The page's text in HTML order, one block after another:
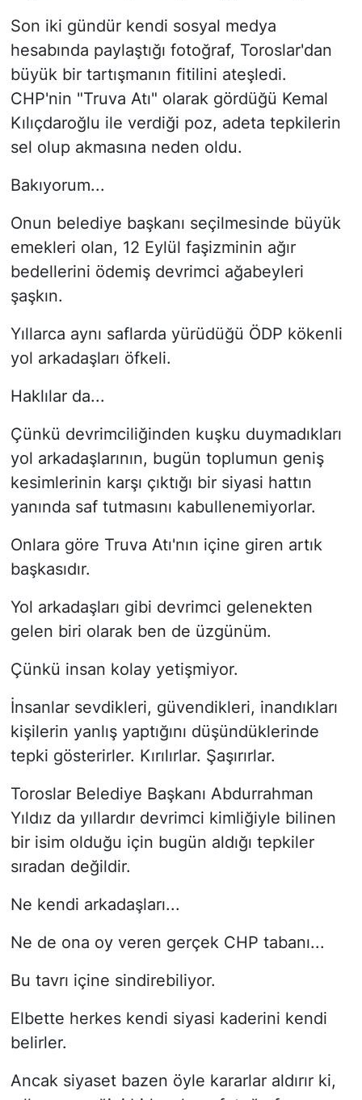
Son iki gündür kendi sosyal medya
hesabında paylaştığı fotoğraf, Toroslar'dan
büyük bir tartışmanın fitilini ateşledi.
CHP'nin "Truva Atı" olarak gördüğü Kemal
Kılıçdaroğlu ile verdiği poz, adeta tepkilerin
sel olup akmasına neden oldu.
Bakıyorum...
Onun belediye başkanı seçilmesinde büyük
emekleri olan, 12 Eylül faşizminin ağır
bedellerini ödemiş devrimci ağabeyleri
şaşkın.
Yıllarca aynı saflarda yürüdüğü ÖDP kökenli
yol arkadaşları öfkeli.
Haklılar da...
Çünkü devrimciliğinden kuşku duymadıkları
yol arkadaşlarının, bugün toplumun geniş
kesimlerinin karşı çıktığı bir siyasi hattın
yanında saf tutmasını kabullenemiyorlar.
Onlara göre Truva Atı'nın içine giren artık
başkasıdır.
Yol arkadaşları gibi devrimci gelenekten
gelen biri olarak ben de üzgünüm.
Çünkü insan kolay yetişmiyor.
İnsanlar sevdikleri, güvendikleri, inandıkları
kişilerin yanlış yaptığını düşündüklerinde
tepki gösterirler. Kırılırlar. Şaşırırlar.
Toroslar Belediye Başkanı Abdurrahman
Yıldız da yıllardır devrimci kimliğiyle bilinen
bir isim olduğu için bugün aldığı tepkiler
sıradan değildir.
Ne kendi arkadaşları...
Ne de ona oy veren gerçek CHP tabanı...
Bu tavrı içine sindirebiliyor.
Elbette herkes kendi siyasi kaderini kendi
belirler.
Ancak siyaset bazen öyle kararlar aldırır ki,